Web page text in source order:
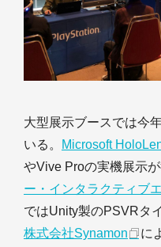
大型展示ブースでは今
いる。
Microsoft
やVive Proの実機展示が
ー・インタラクティブ
ではUnity製のPSVRタ
株式会社Synamon
に